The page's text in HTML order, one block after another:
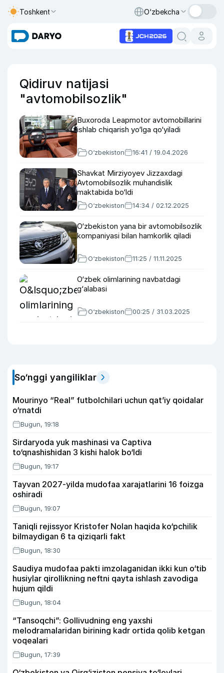
Toshkent O‘zbekcha
Qidiruv natijasi
"avtomobilsozlik"
Buxoroda Leapmotor avtomobillarini
ishlab chiqarish yo‘lga qo‘yiladi
O‘zbekiston 16:41 / 19.04.2026
Shavkat Mirziyoyev Jizzaxdagi
Avtomobilsozlik muhandislik
maktabida bo‘ldi
O‘zbekiston 14:34 / 02.12.2025
O‘zbekiston yana bir avtomobilsozlik
kompaniyasi bilan hamkorlik qiladi
O‘zbekiston 11:25 / 11.11.2025
O‘zbek olimlarining navbatdagi
g‘alabasi
O‘zbekiston 00:25 / 31.03.2025
So‘nggi yangiliklar
Mourinyo “Real” futbolchilari uchun qat’iy qoidalar
o‘rnatdi
Bugun, 19:18
Sirdaryoda yuk mashinasi va Captiva
to‘qnashishidan 3 kishi halok bo‘ldi
Bugun, 19:17
Tayvan 2027-yilda mudofaa xarajatlarini 16 foizga
oshiradi
Bugun, 19:07
Taniqli rejissyor Kristofer Nolan haqida ko‘pchilik
bilmaydigan 6 ta qiziqarli fakt
Bugun, 18:30
Saudiya mudofaa pakti imzolaganidan ikki kun o‘tib
husiylar qirollikning neftni qayta ishlash zavodiga
hujum qildi
Bugun, 18:04
“Tansoqchi”: Gollivudning eng yaxshi
melodramalaridan birining kadr ortida qolib ketgan
voqealari
Bugun, 17:39